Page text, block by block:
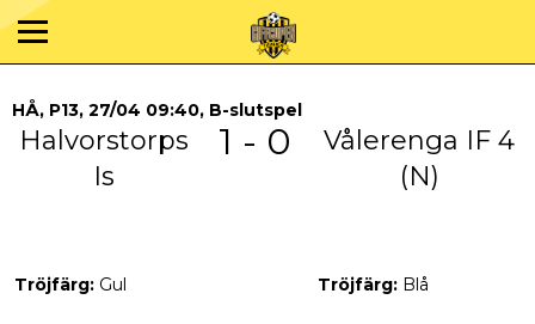
HÅ, P13, 27/04 09:40, B-slutspel
Halvorstorps
Is
1 - 0
Vålerenga IF 4
(N)
Tröjfärg: Gul Tröjfärg: Blå